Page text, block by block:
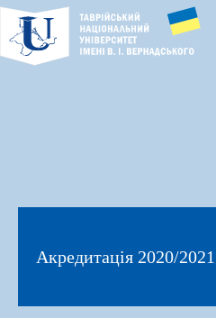
Акредитація 2020/2021